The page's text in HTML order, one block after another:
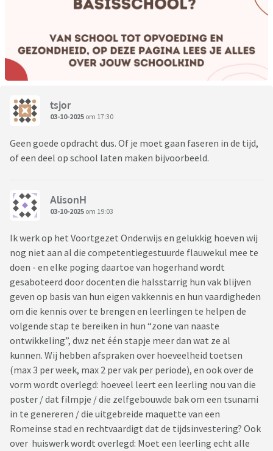
tsjor
03-10-2025 om 17:30
Geen goede opdracht dus. Of je moet gaan faseren in de tijd,
of een deel op school laten maken bijvoorbeeld.
AlisonH
03-10-2025 om 19:03
Ik werk op het Voortgezet Onderwijs en gelukkig hoeven wij
nog niet aan al die competentiegestuurde flauwekul mee te
doen - en elke poging daartoe van hogerhand wordt
gesaboteerd door docenten die halsstarrig hun vak blijven
geven op basis van hun eigen vakkennis en hun vaardigheden
om die kennis over te brengen en leerlingen te helpen de
volgende stap te bereiken in hun “zone van naaste
ontwikkeling”, dwz net één stapje meer dan wat ze al
kunnen. Wij hebben afspraken over hoeveelheid toetsen
(max 3 per week, max 2 per vak per periode), en ook over de
vorm wordt overlegd: hoeveel leert een leerling nou van die
poster / dat filmpje / die zelfgebouwde bak om een tsunami
in te genereren / die uitgebreide maquette van een
Romeinse stad en rechtvaardigt dat de tijdsinvestering? Ook
over huiswerk wordt overlegd: Moet een leerling echt alle